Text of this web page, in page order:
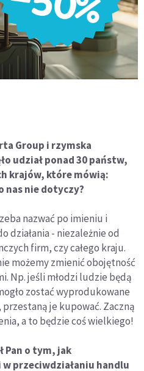
Group i rzymska
udział ponad 30 państw,
krajów, które mówią:
nas nie dotyczy?
nazwać po imieniu i
działania - niezależnie od
firm, czy całego kraju.
możemy zmienić obojętność
Np. jeśli młodzi ludzie będą
zostać wyprodukowane
je kupować. Zaczną
a to będzie coś wielkiego!
Pan o tym, jak
przeciwdziałaniu handlu